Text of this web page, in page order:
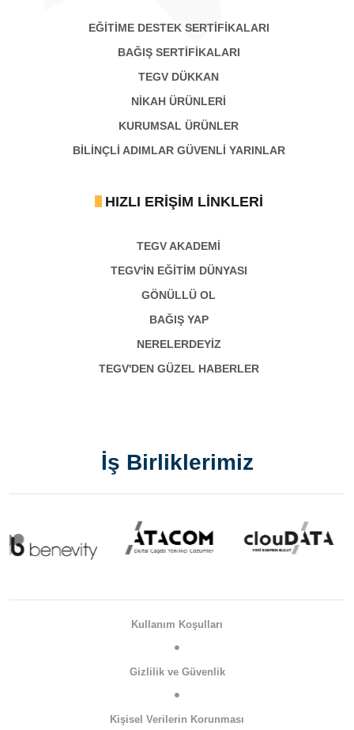
EĞİTİME DESTEK SERTİFİKALARI
BAĞIŞ SERTIFIKALARI
TEGV DÜKKAN
NİKAH ÜRÜNLERİ
KURUMSAL ÜRÜNLER
BILINÇLI ADIMLAR GÜVENLI YARINLAR
HIZLI ERIŞIM LINKLERI
TEGV AKADEMI
TEGV'İN EĞİTİM DÜNYASI
GÖNÜLLÜ OL
BAĞIŞ YAP
NERELERDEYİZ
TEGV'DEN GÜZEL HABERLER
İş Birliklerimiz
Kullanım Koşulları
Gizlilik ve Güvenlik
Kişisel Verilerin Korunması